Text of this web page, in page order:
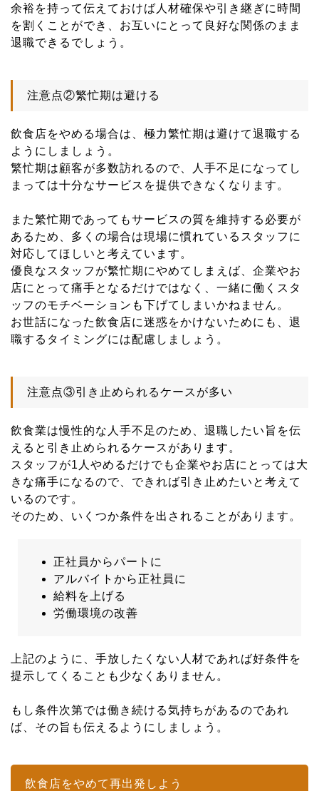
余裕を持って伝えておけば人材確保や引き継ぎに時間
を割くことができ、お互いにとって良好な関係のまま
退職できるでしょう。
注意点②繁忙期は避ける
飲食店をやめる場合は、極力繁忙期は避けて退職する
ようにしましょう。
繁忙期は顧客が多数訪れるので、人手不足になってし
まっては十分なサービスを提供できなくなります。
また繁忙期であってもサービスの質を維持する必要が
あるため、多くの場合は現場に慣れているスタッフに
対応してほしいと考えています。
優良なスタッフが繁忙期にやめてしまえば、企業やお
店にとって痛手となるだけではなく、一緒に働くスタ
ッフのモチベーションも下げてしまいかねません。
お世話になった飲食店に迷惑をかけないためにも、退
職するタイミングには配慮しましょう。
注意点③引き止められるケースが多い
飲食業は慢性的な人手不足のため、退職したい旨を伝
えると引き止められるケースがあります。
スタッフが1人やめるだけでも企業やお店にとっては大
きな痛手になるので、できれば引き止めたいと考えて
いるのです。
そのため、いくつか条件を出されることがあります。
正社員からパートに
アルバイトから正社員に
給料を上げる
労働環境の改善
上記のように、手放したくない人材であれば好条件を
提示してくることも少なくありません。
もし条件次第では働き続ける気持ちがあるのであれ
ば、その旨も伝えるようにしましょう。
飲食店をやめて再出発しよう